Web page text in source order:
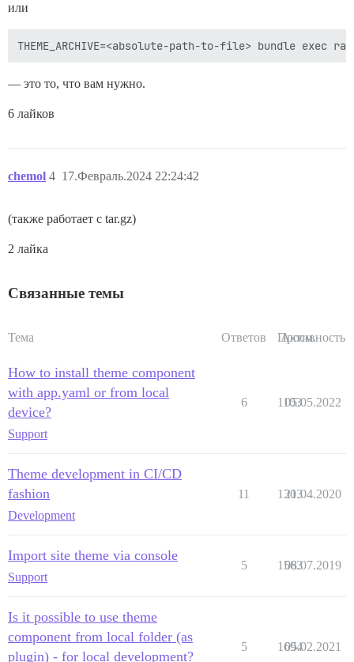
или
— это то, что вам нужно.
6 лайков
chemol 17.Февраль.2024 22:24:42
4
(также работает с tar.gz)
2 лайка
Связанные темы
Тема Ответов Просм.
Активность
How to install theme component
with app.yaml or from local
device?
Support
6 1103
05.05.2022
Theme development in CI/CD
fashion
Development
11 1303
21.04.2020
Import site theme via console
Support
5 1563
08.07.2019
Is it possible to use theme
component from local folder (as
plugin) - for local development?
5 1694
05.02.2021